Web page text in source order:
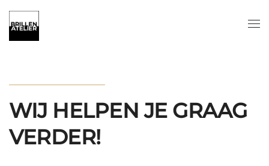
Skip to main content
WIJ HELPEN JE GRAAG
VERDER!